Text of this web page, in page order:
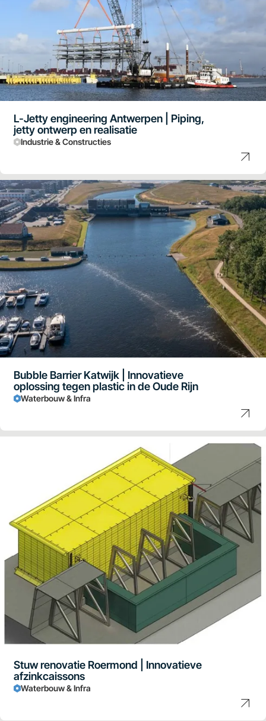
L-Jetty engineering Antwerpen | Piping,
jetty ontwerp en realisatie
Industrie & Constructies
Bubble Barrier Katwijk | Innovatieve
oplossing tegen plastic in de Oude Rijn
Waterbouw & Infra
Stuw renovatie Roermond | Innovatieve
afzinkcaissons
Waterbouw & Infra